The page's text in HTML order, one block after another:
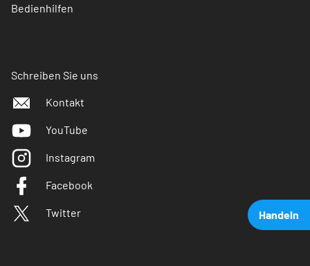
Handeln
Bedienhilfen
Schreiben Sie uns
Kontakt
YouTube
Instagram
Facebook
Twitter